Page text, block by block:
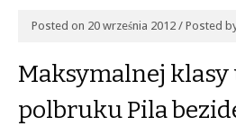
Posted on 20 września 2012 / Posted
Maksymalnej
polbruku Pila